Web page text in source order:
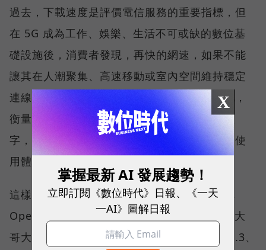
過去，下載速度是評價電信服務的重要指標，但
在 5G 成為工作、娛樂、生活不可或缺的數位基
礎設施後，消費者發現，再快的網速，如果不能
讓其在人潮聚集、高速移動或室內空間維持穩定
連線，即無法轉換成好的使用體驗，也因如此，
衡量「好網路」的標準，也逐漸從追求測速數
字，轉向任何時間、任何地點都能穩定連線的使
用體驗。
這樣的轉變，也反映在國際權威網路分析機構
Opensignal 公布的評比結果。今年初，台灣大
哥大不僅率先奪下「 4G／5G 在線率全球 No.3、
X
掌握最新 AI 發展趨勢！
立即訂閱《數位時代》日報、《一天
一AI》圖解日報